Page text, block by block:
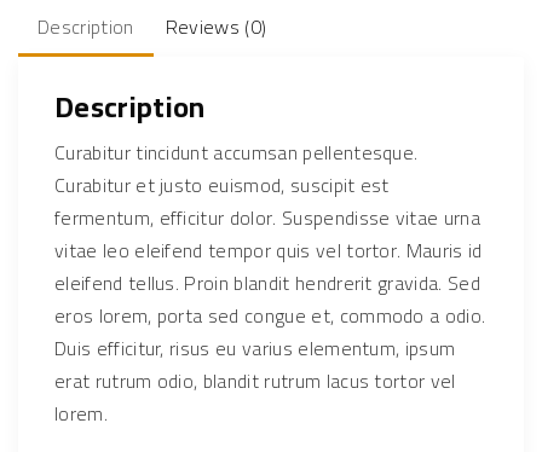
q
u
s
e
d
e
x
q
u
a
n
t
i
Description Reviews (0)
Description
Curabitur tincidunt accumsan pellentesque.
Curabitur et justo euismod, suscipit est
fermentum, efficitur dolor. Suspendisse vitae urna
vitae leo eleifend tempor quis vel tortor. Mauris id
eleifend tellus. Proin blandit hendrerit gravida. Sed
eros lorem, porta sed congue et, commodo a odio.
Duis efficitur, risus eu varius elementum, ipsum
erat rutrum odio, blandit rutrum lacus tortor vel
lorem.